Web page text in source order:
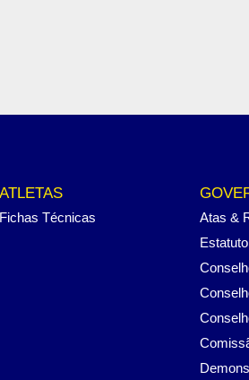
ATLETAS
Fichas Técnicas
Atas &
Estatuto